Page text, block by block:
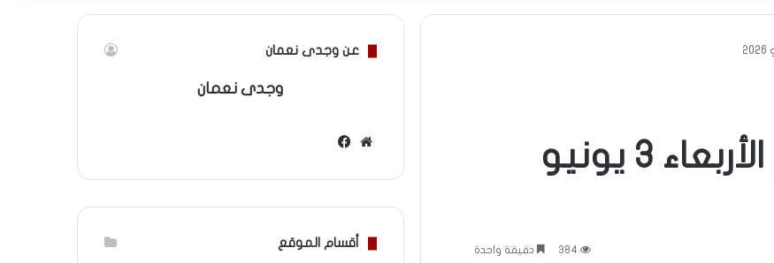
أسعار الذهب اليوم الأربعاء 3 يونيو
384 دقيقة واحدة
عن وجدى نعمان
وجدى نعمان
موقع
أقسام الموقع